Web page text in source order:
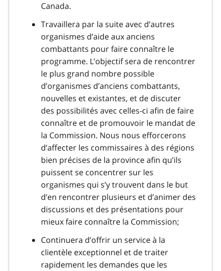
Canada.
Travaillera par la suite avec d’autres
organismes d’aide aux anciens
combattants pour faire connaître le
programme. L’objectif sera de rencontrer
le plus grand nombre possible
d’organismes d’anciens combattants,
nouvelles et existantes, et de discuter
des possibilités avec celles-ci afin de faire
connaître et de promouvoir le mandat de
la Commission. Nous nous efforcerons
d’affecter les commissaires à des régions
bien précises de la province afin qu’ils
puissent se concentrer sur les
organismes qui s’y trouvent dans le but
d’en rencontrer plusieurs et d’animer des
discussions et des présentations pour
mieux faire connaître la Commission;
Continuera d’offrir un service à la
clientèle exceptionnel et de traiter
rapidement les demandes que les